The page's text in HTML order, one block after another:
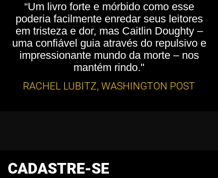
“Um livro forte e mórbido como esse
poderia facilmente enredar seus leitores
em tristeza e dor, mas Caitlin Doughty –
uma confiável guia através do repulsivo e
impressionante mundo da morte – nos
mantém rindo."
RACHEL LUBITZ, WASHINGTON POST
CADASTRE-SE